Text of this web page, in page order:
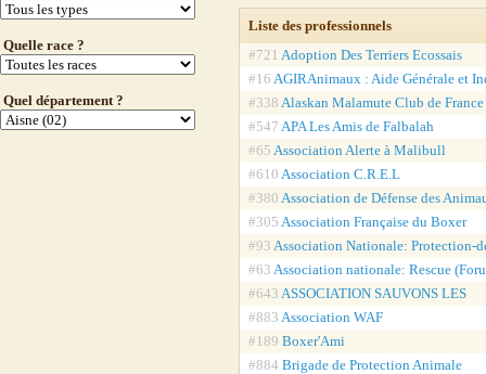
Quelle race ?
Quel département ?
Liste des professionnels
#721 Adoption Des Terriers Ecossais
#16 AGIRAnimaux : Aide Générale et
#338 Alaskan Malamute Club de France
#547 APA Les Amis de Falbalah
#65 Association Alerte à Malibull
#610 Association C.R.E.L
#380 Association de Défense des
#305 Association Française du Boxer
#93 Association Nationale: Protection-
#63 Association nationale: Rescue
#643 ASSOCIATION SAUVONS LES
#883 Association WAF
#189 Boxer'Ami
#884 Brigade de Protection Animale